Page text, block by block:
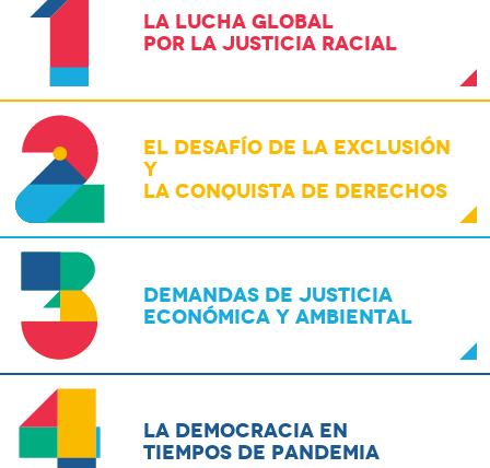
LA LUCHA GLOBAL
POR LA JUSTICIA RACIAL
EL DESAFÍO DE LA EXCLUSIÓN
Y
LA CONQUISTA DE DERECHOS
DEMANDAS DE JUSTICIA
ECONÓMICA Y AMBIENTAL
LA DEMOCRACIA EN
TIEMPOS DE PANDEMIA